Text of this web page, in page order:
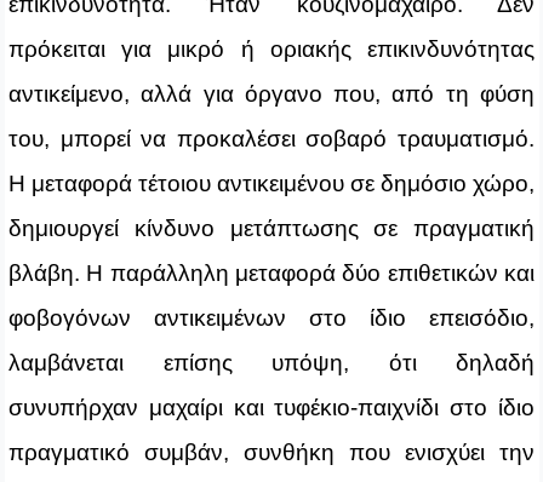
πρόκειται για μικρό ή οριακής επικινδυνότητας
αντικείμενο, αλλά για όργανο που, από τη φύση
του, μπορεί να προκαλέσει σοβαρό τραυματισμό.
Η μεταφορά τέτοιου αντικειμένου σε δημόσιο χώρο,
δημιουργεί κίνδυνο μετάπτωσης σε πραγματική
βλάβη. Η παράλληλη μεταφορά δύο επιθετικών και
φοβογόνων αντικειμένων στο ίδιο επεισόδιο,
λαμβάνεται επίσης υπόψη, ότι δηλαδή
συνυπήρχαν μαχαίρι και τυφέκιο-παιχνίδι στο ίδιο
πραγματικό συμβάν, συνθήκη που ενισχύει την